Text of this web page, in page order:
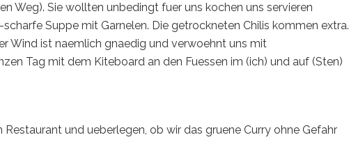
Weg). Sie wollten unbedingt fuer uns kochen uns servieren
Suppe mit Garnelen. Die getrockneten Chilis kommen extra.
Wind ist naemlich gnaedig und verwoehnt uns mit
Tag mit dem Kiteboard an den Fuessen im (ich) und auf (Sten)
und ueberlegen, ob wir das gruene Curry ohne Gefahr